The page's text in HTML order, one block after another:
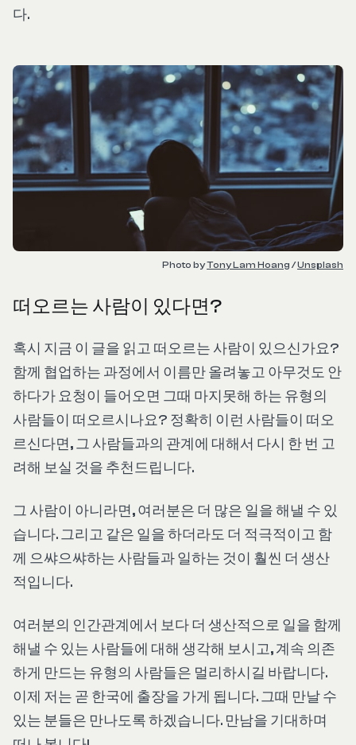
다.
Photo by Tony Lam Hoang / Unsplash
떠오르는 사람이 있다면?
혹시 지금 이 글을 읽고 떠오르는 사람이 있으신가요?
함께 협업하는 과정에서 이름만 올려놓고 아무것도 안
하다가 요청이 들어오면 그때 마지못해 하는 유형의
사람들이 떠오르시나요? 정확히 이런 사람들이 떠오
르신다면, 그 사람들과의 관계에 대해서 다시 한 번 고
려해 보실 것을 추천드립니다.
그 사람이 아니라면, 여러분은 더 많은 일을 해낼 수 있
습니다. 그리고 같은 일을 하더라도 더 적극적이고 함
께 으쌰으쌰하는 사람들과 일하는 것이 훨씬 더 생산
적입니다.
여러분의 인간관계에서 보다 더 생산적으로 일을 함께
해낼 수 있는 사람들에 대해 생각해 보시고, 계속 의존
하게 만드는 유형의 사람들은 멀리하시길 바랍니다.
이제 저는 곧 한국에 출장을 가게 됩니다. 그때 만날 수
있는 분들은 만나도록 하겠습니다. 만남을 기대하며